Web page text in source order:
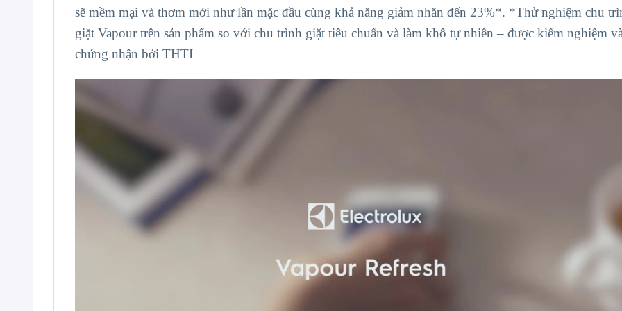
sẽ mềm mại và thơm mới như lần mặc đầu cùng khả năng giảm nhăn đến 23%*. *Thử nghiệm chu
giặt Vapour trên sản phẩm so với chu trình giặt tiêu chuẩn và làm khô tự nhiên – được kiểm nghiệm
chứng nhận bởi THTI